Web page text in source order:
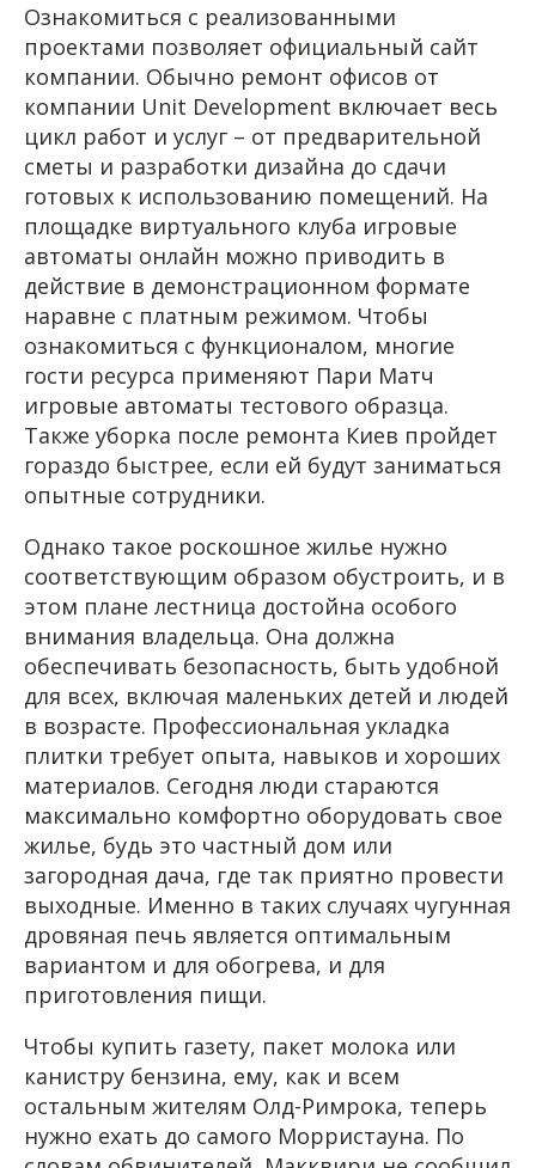
Ознакомиться с реализованными
проектами позволяет официальный сайт
компании. Обычно ремонт офисов от
компании Unit Development включает весь
цикл работ и услуг – от предварительной
сметы и разработки дизайна до сдачи
готовых к использованию помещений. На
площадке виртуального клуба игровые
автоматы онлайн можно приводить в
действие в демонстрационном формате
наравне с платным режимом. Чтобы
ознакомиться с функционалом, многие
гости ресурса применяют Пари Матч
игровые автоматы тестового образца.
Также уборка после ремонта Киев пройдет
гораздо быстрее, если ей будут заниматься
опытные сотрудники.
Однако такое роскошное жилье нужно
соответствующим образом обустроить, и в
этом плане лестница достойна особого
внимания владельца. Она должна
обеспечивать безопасность, быть удобной
для всех, включая маленьких детей и людей
в возрасте. Профессиональная укладка
плитки требует опыта, навыков и хороших
материалов. Сегодня люди стараются
максимально комфортно оборудовать свое
жилье, будь это частный дом или
загородная дача, где так приятно провести
выходные. Именно в таких случаях чугунная
дровяная печь является оптимальным
вариантом и для обогрева, и для
приготовления пищи.
Чтобы купить газету, пакет молока или
канистру бензина, ему, как и всем
остальным жителям Олд-Римрока, теперь
нужно ехать до самого Морристауна. По